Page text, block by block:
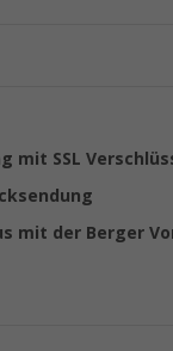
mit SSL
mit der Berger